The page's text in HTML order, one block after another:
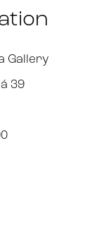
Gallery
39